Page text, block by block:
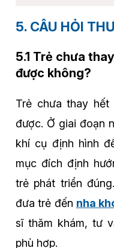
5. CÂU HỎI
5.1 Trẻ chưa
được không?
Trẻ chưa thay
được. Ở giai đoạn
khí cụ định hình
mục đích định
trẻ phát triển
đưa trẻ đến nha
sĩ thăm khám, tư
phù hợp.